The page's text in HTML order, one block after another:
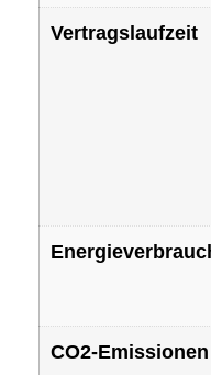
Vertragslaufzeit
CO2-Emissionen